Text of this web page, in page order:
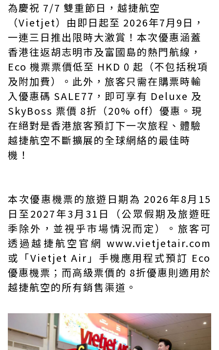
為慶祝 7/7 雙重節日，越捷航空
（Vietjet）由即日起至 2026年7月9日，
一連三日推出限時大激賞！本次優惠涵蓋
香港往返胡志明市及富國島的熱門航線，
Eco 機票票價低至 HKD 0 起（不包括稅項
及附加費）。此外，旅客只需在購票時輸
入優惠碼 SALE77，即可享有 Deluxe 及
SkyBoss 票價 8折（20% off）優惠。現
在絕對是香港旅客預訂下一次旅程、體驗
越捷航空不斷擴展的全球網絡的最佳時
機！
本次優惠機票的旅遊日期為 2026年8月15
日至2027年3月31日（公眾假期及旅遊旺
季除外，並視乎市場情況而定）。旅客可
透過越捷航空官網 www.vietjetair.com
或「Vietjet Air」手機應用程式預訂 Eco
優惠機票；而高級票價的 8折優惠則適用於
越捷航空的所有銷售渠道。